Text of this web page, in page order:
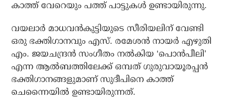
കാത്ത് വേറെയും പത്ത് പാട്ടുകള്‍ ഉണ്ടായിരുന്നു.
വയലാര്‍ മാധവന്‍കുട്ടിയുടെ സീരിയലിന് വേണ്ടി
ഒരു ഭക്തിഗാനവും എസ്. രമേശന്‍ നായര്‍ എഴുതി
എം. ജയചന്ദ്രന്‍ സംഗീതം നല്‍കിയ ‘പൊന്‍പീലി’
എന്ന ആല്‍ബത്തിലേക്ക് ഒമ്പത് ഗുരുവായൂരപ്പന്‍
ഭക്തിഗാനങ്ങളുമാണ് സുദീപിനെ കാത്ത്
ചെന്നൈയില്‍ ഉണ്ടായിരുന്നത്.